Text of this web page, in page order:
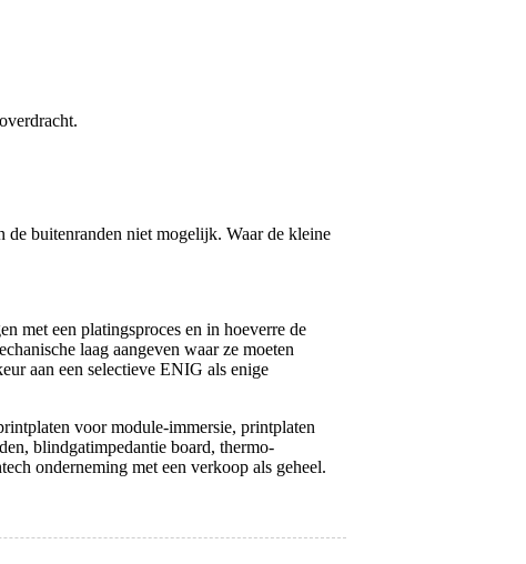
buitenranden niet mogelijk. Waar de kleine
met een platingsproces en in hoeverre de
laag aangeven waar ze moeten
aan een selectieve ENIG als enige
voor module-immersie, printplaten
blindgatimpedantie board, thermo-
onderneming met een verkoop als geheel.